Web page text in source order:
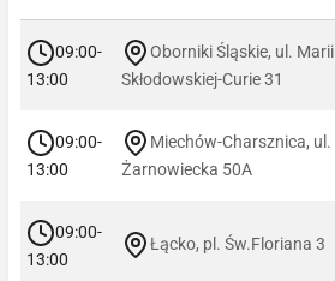
09:00-
13:00
Oborniki Śląskie, ul. Marii
Skłodowskiej-Curie 31
09:00-
13:00
Miechów-Charsznica, ul.
Żarnowiecka 50A
09:00-
13:00
Łącko, pl. Św.Floriana 3